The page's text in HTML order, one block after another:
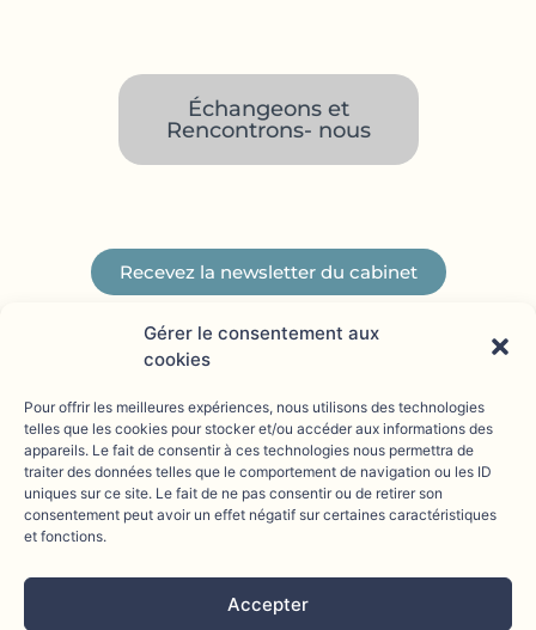
Gérer le consentement aux
cookies
Pour offrir les meilleures expériences, nous utilisons des technologies
telles que les cookies pour stocker et/ou accéder aux informations des
appareils. Le fait de consentir à ces technologies nous permettra de
traiter des données telles que le comportement de navigation ou les ID
uniques sur ce site. Le fait de ne pas consentir ou de retirer son
consentement peut avoir un effet négatif sur certaines caractéristiques
et fonctions.
Accepter
Échangeons et
Rencontrons- nous
Recevez la newsletter du cabinet
04 28 63 00 69
cr@clemencerichard-avocat.fr
i